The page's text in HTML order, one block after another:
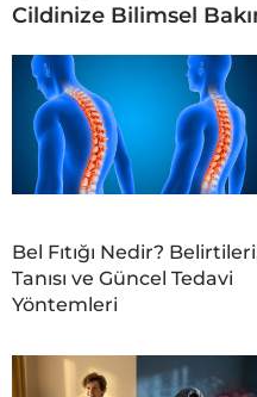
Cildinize Bilimsel
Bel Fıtığı Nedir?
Tanısı ve Güncel Tedavi
Yöntemleri